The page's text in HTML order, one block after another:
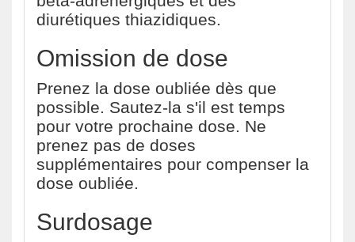
diurétiques thiazidiques.
Omission de dose
Prenez la dose oubliée dès que
possible. Sautez-la s'il est temps
pour votre prochaine dose. Ne
prenez pas de doses
supplémentaires pour compenser la
dose oubliée.
Surdosage